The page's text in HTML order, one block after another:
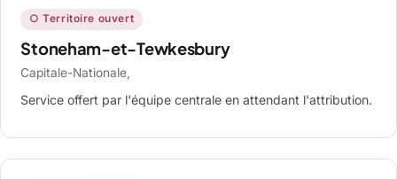
○ Territoire ouvert
Stoneham-et-Tewkesbury
Capitale-Nationale,
Service offert par l'équipe centrale en attendant l'attribution.